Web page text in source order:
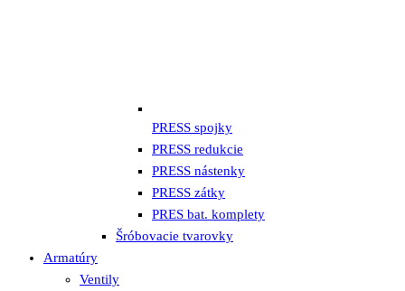
PRESS spojky
PRESS redukcie
PRESS nástenky
PRESS zátky
PRES bat. komplety
Šróbovacie tvarovky
Armatúry
Ventily